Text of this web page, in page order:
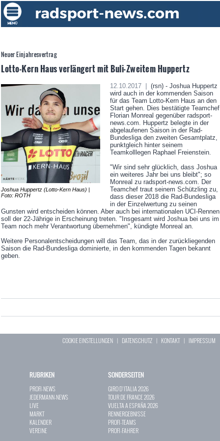
Neuer Einjahresvertrag
Lotto-Kern Haus verlängert mit Buli-Zweitem Huppertz
Joshua Huppertz (Lotto-Kern Haus) |
Foto: ROTH
12.10.2017 |
(rsn) - Joshua Huppertz
wird auch in der kommenden Saison
für das Team Lotto-Kern Haus an den
Start gehen. Dies bestätigte Teamchef
Florian Monreal gegenüber radsport-
news.com. Huppertz belegte in der
abgelaufenen Saison in der Rad-
Bundesliga den zweiten Gesamtplatz,
punktgleich hinter seinem
Teamkolllegen Raphael Freienstein.
"Wir sind sehr glücklich, dass Joshua
ein weiteres Jahr bei uns bleibt"; so
Monreal zu radsport-news.com. Der
Teamchef traut seinem Schützling zu,
dass dieser 2018 die Rad-Bundesliga
in der Einzelwertung zu seinen
Gunsten wird entscheiden können. Aber auch bei internationalen UCI-Rennen
soll der 22-Jährige in Erscheinung treten. "Insgesamt wird Joshua bei uns im
Team noch mehr Verantwortung übernehmen", kündigte Monreal an.
Weitere Personalentscheidungen will das Team, das in der zurückliegenden
Saison die Rad-Bundesliga dominierte, in den kommenden Tagen bekannt
geben.
COOKIE EINSTELLUNGEN | DATENSCHUTZ | KONTAKT| IMPRESSUM
RUBRIKEN
PROFI-NEWS
JEDERMANN-NEWS
LIVE
MARKT
KALENDER
VEREINE
SONDERSEITEN
GIRO D`ITALIA 2026
TOUR DE FRANCE 2026
VUELTA A ESPAÑA 2026
RENNERGEBNISSE
PROFI-TEAMS
PROFI-FAHRER